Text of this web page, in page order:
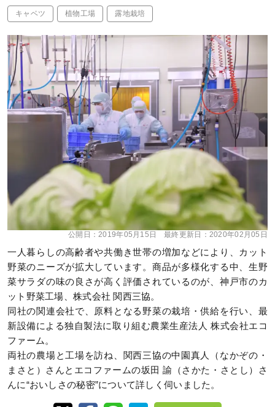
キャベツ 植物工場 露地栽培
公開日：2019年05月15日 最終更新日： 2020年02月05日
一人暮らしの高齢者や共働き世帯の増加などにより、カット
野菜のニーズが拡大しています。商品が多様化する中、生野
菜サラダの味の良さが高く評価されているのが、神戸市のカ
ット野菜工場、株式会社 関西三協。
同社の関連会社で、原料となる野菜の栽培・供給を行い、最
新設備による独自製法に取り組む農業生産法人 株式会社エコ
ファーム。
両社の農場と工場を訪ね、関西三協の中園真人（なかぞの・
まさと）さんとエコファームの坂田 諭（さかた・さとし）さ
んに“おいしさの秘密”について詳しく伺いました。